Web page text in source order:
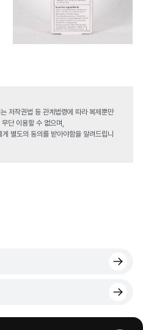
저작권법 등 관계법령에 따라 복제뿐만
단 이용할 수 없으며,
별도의 동의를 받아야함을 알려드립니